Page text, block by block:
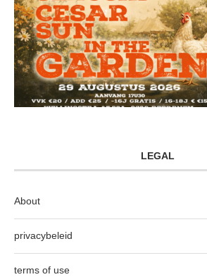
LEGAL
About
privacybeleid
terms of use